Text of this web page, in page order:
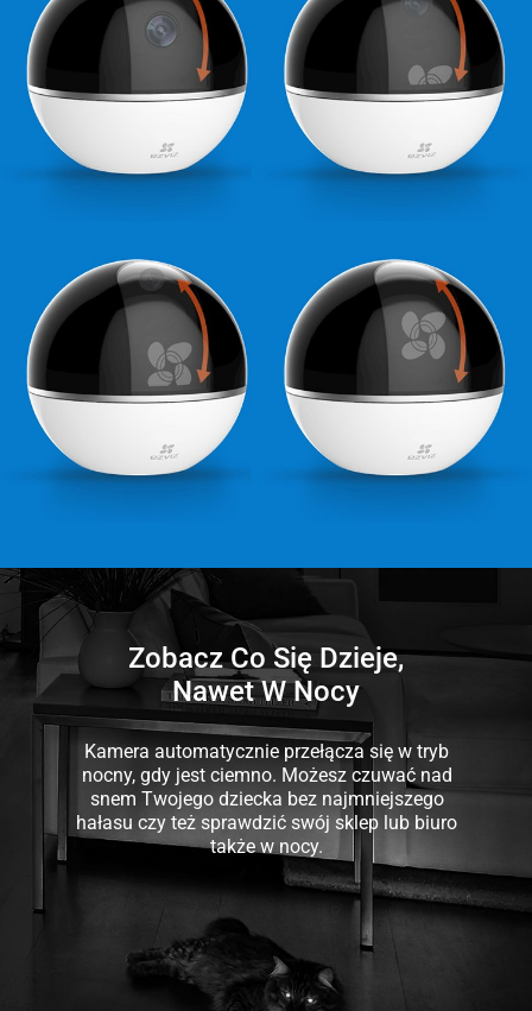
Zobacz Co Się Dzieje,
Nawet W Nocy
Kamera automatycznie przełącza się w tryb
nocny, gdy jest ciemno. Możesz czuwać nad
snem Twojego dziecka bez najmniejszego
hałasu czy też sprawdzić swój sklep lub biuro
także w nocy.